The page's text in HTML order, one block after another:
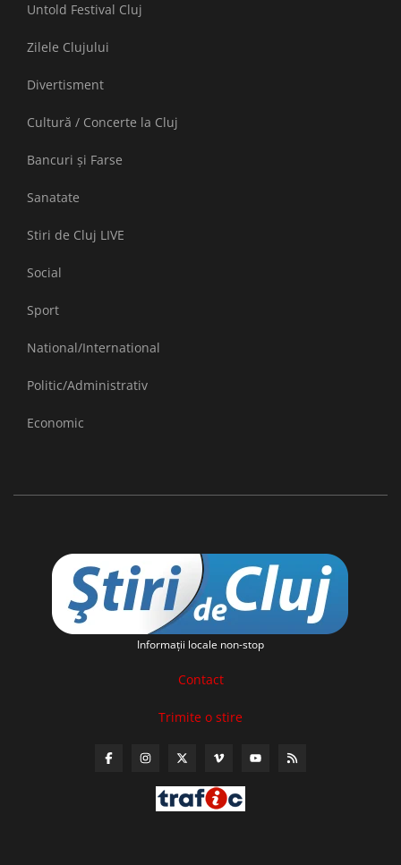
Untold Festival Cluj
Zilele Clujului
Divertisment
Cultură / Concerte la Cluj
Bancuri și Farse
Sanatate
Stiri de Cluj LIVE
Social
Sport
National/International
Politic/Administrativ
Economic
Informaţii locale non-stop
Contact
Trimite o stire